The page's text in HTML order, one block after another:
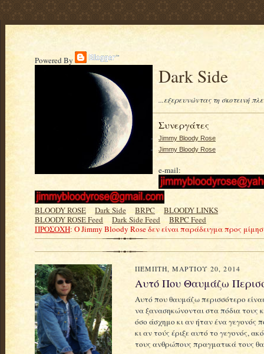
Powered By
Dark Side
...εξερευνώντας τη σκοτεινή
Συνεργάτες
Jimmy Bloody Rose
Jimmy Bloody Rose
e-mail:
BLOODY ROSE.....Dark Side.....BRPC.....BLOODY LINKS
BLOODY ROSE Feed.....Dark Side Feed.....BRPC Feed
ΠΡΟΣΟΧΗ: Ο Jimmy Bloody Rose δεν είναι παράδειγμα προς
ΠΈΜΠΤΗ, ΜΑΡΤΊΟΥ 20, 2014
Αυτό Που Θαυμάζω
Αυτό που θαυμάζω περισσότερο
να ξανασηκώνονται στα πόδια τους
όσο άσχημο κι αν ήταν ένα γεγονός
κι αν τούς έριξε αυτό το γεγονός,
τους ανθρώπους πραγματικά τους